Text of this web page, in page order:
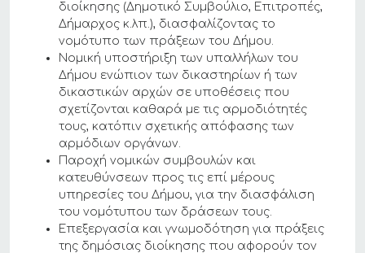
διοίκησης (Δημοτικό Συμβούλιο, Επιτροπές,
Δήμαρχος κ.λπ.), διασφαλίζοντας το
νομότυπο των πράξεων του Δήμου.
Νομική υποστήριξη των υπαλλήλων του
Δήμου ενώπιον των δικαστηρίων ή των
δικαστικών αρχών σε υποθέσεις που
σχετίζονται καθαρά με τις αρμοδιότητές
τους, κατόπιν σχετικής απόφασης των
αρμόδιων οργάνων.
Παροχή νομικών συμβουλών και
κατευθύνσεων προς τις επί μέρους
υπηρεσίες του Δήμου, για την διασφάλιση
του νομότυπου των δράσεων τους.
Επεξεργασία και γνωμοδότηση για πράξεις
της δημόσιας διοίκησης που αφορούν τον